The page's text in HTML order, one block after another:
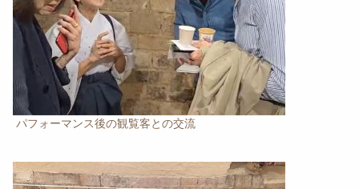
パフォーマンス後の観覧客との交流